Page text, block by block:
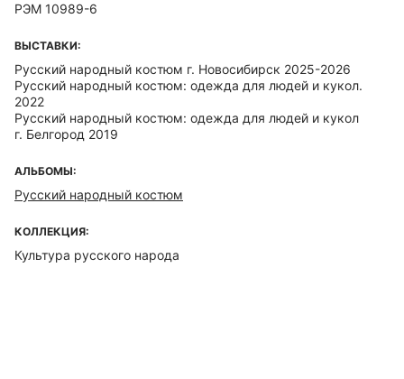
РЭМ 10989-6
ВЫСТАВКИ:
Русский народный костюм г. Новосибирск 2025-2026
Русский народный костюм: одежда для людей и кукол.
2022
Русский народный костюм: одежда для людей и кукол
г. Белгород 2019
АЛЬБОМЫ:
Русский народный костюм
КОЛЛЕКЦИЯ:
Культура русского народа